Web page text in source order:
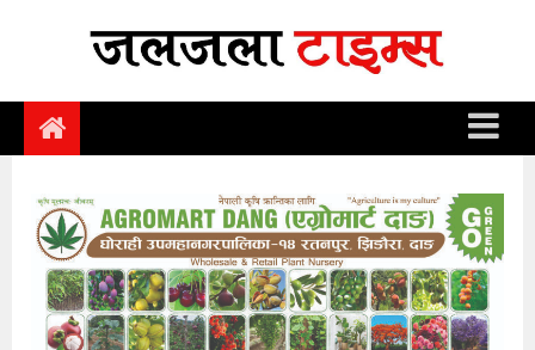
समाचार
समाज
राजनीति
आर्थिक
अन्तर्वार्ता
विचार